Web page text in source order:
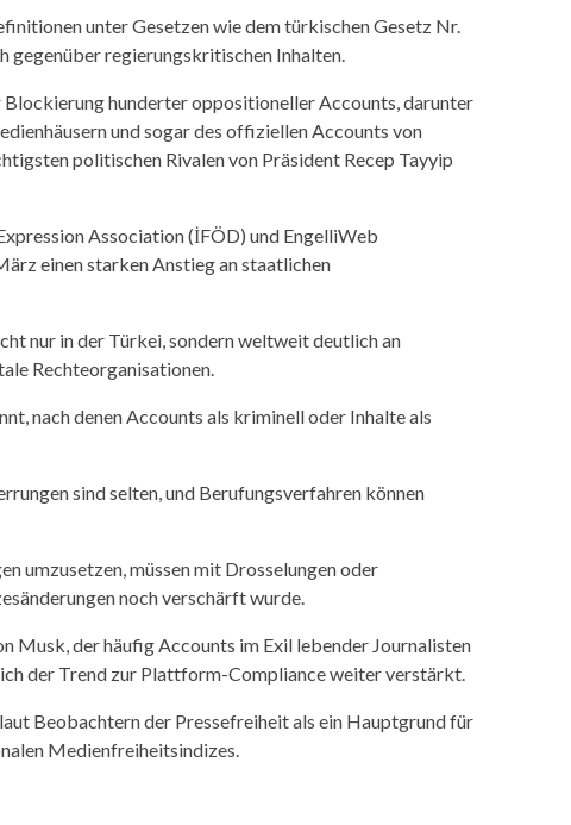
unter Gesetzen wie dem türkischen Gesetz Nr.
gegenüber regierungskritischen Inhalten.
hunderter oppositioneller Accounts, darunter
und sogar des offiziellen Accounts von
politischen Rivalen von Präsident Recep Tayyip
Association (İFÖD) und EngelliWeb
einen starken Anstieg an staatlichen
nur in der Türkei, sondern weltweit deutlich an
Rechteorganisationen.
nach denen Accounts als kriminell oder Inhalte als
sind selten, und Berufungsverfahren können
umzusetzen, müssen mit Drosselungen oder
noch verschärft wurde.
Musk, der häufig Accounts im Exil lebender Journalisten
der Trend zur Plattform-Compliance weiter verstärkt.
Beobachtern der Pressefreiheit als ein Hauptgrund für
Medienfreiheitsindizes.